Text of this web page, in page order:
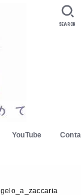
YouTube
SEARCH